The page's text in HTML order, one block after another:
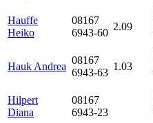
Hauffe
Heiko
08167
6943-60
2.09
Hauk Andrea
08167
6943-63
1.03
Hilpert
Diana
08167
6943-23